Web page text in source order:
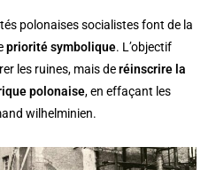
polonaises socialistes font de la
priorité symbolique. L’objectif
les ruines, mais deréinscrire la
polonaise, en effaçant les
wilhelminien.